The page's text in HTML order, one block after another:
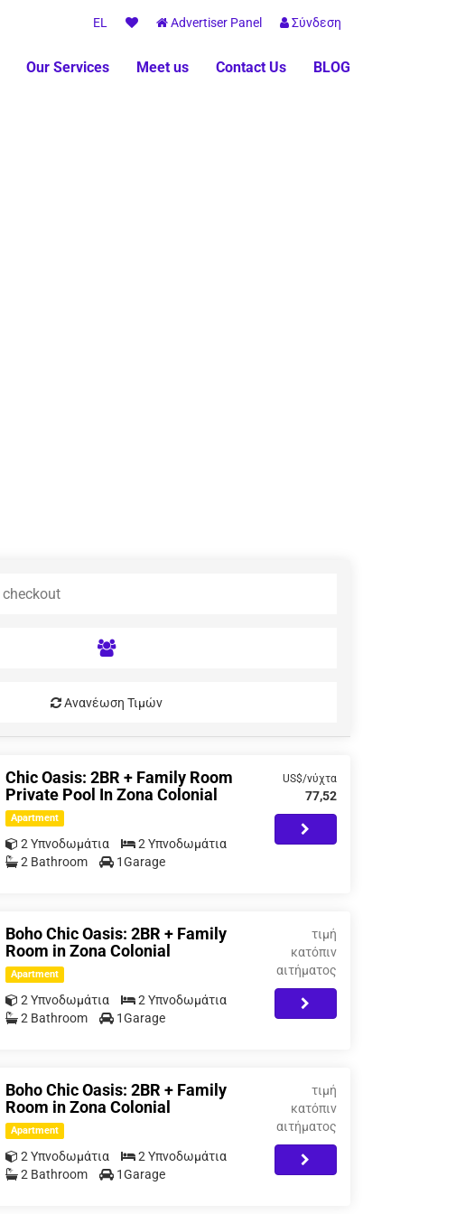
EL Advertiser Panel Σύνδεση
Our Services Meet us Contact Us BLOG
Ανανέωση Τιμών
Chic Oasis: 2BR + Family Room
Private Pool In Zona Colonial
Apartment
2 Υπνοδωμάτια
2 Υπνοδωμάτια
2 Bathroom
1Garage
US$/νύχτα
77,52
Boho Chic Oasis: 2BR + Family
Room in Zona Colonial
Apartment
2 Υπνοδωμάτια
2 Υπνοδωμάτια
2 Bathroom
1Garage
τιμή
κατόπιν
αιτήματος
Boho Chic Oasis: 2BR + Family
Room in Zona Colonial
Apartment
2 Υπνοδωμάτια
2 Υπνοδωμάτια
2 Bathroom
1Garage
τιμή
κατόπιν
αιτήματος